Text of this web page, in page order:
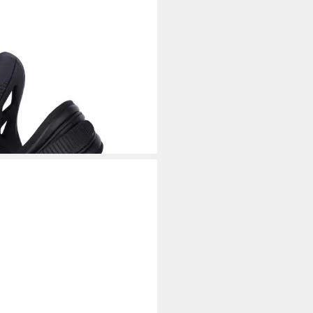
Softbindung C2 .1
BLACK/WHITE
€ UVP 100,00 €
bei dir